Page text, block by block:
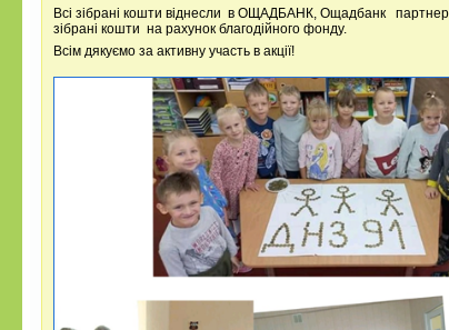
Всі зібрані кошти віднесли в ОЩАДБАНК, Ощадбанк партнер
зібрані кошти на рахунок благодійного фонду.
Всім дякуємо за активну участь в акції!